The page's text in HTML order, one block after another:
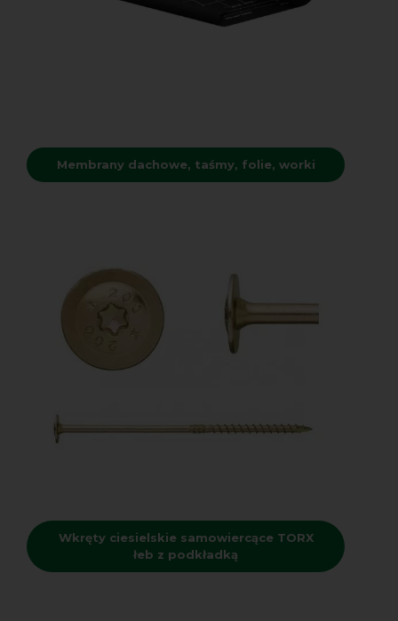
Membrany dachowe, taśmy, folie, worki
Wkręty ciesielskie samowiercące TORX
łeb z podkładką